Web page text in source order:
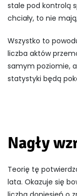
stale pod kontrolą
chciały, to nie
Wszystko to
liczba aktów
samym poziomie,
statystyki będą
Nagły
Teorię tę
lata. Okazuje się